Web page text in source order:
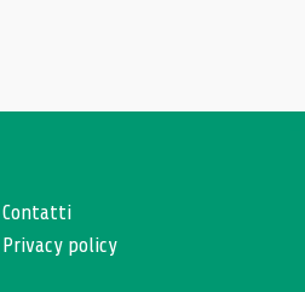
Contatti
Privacy policy